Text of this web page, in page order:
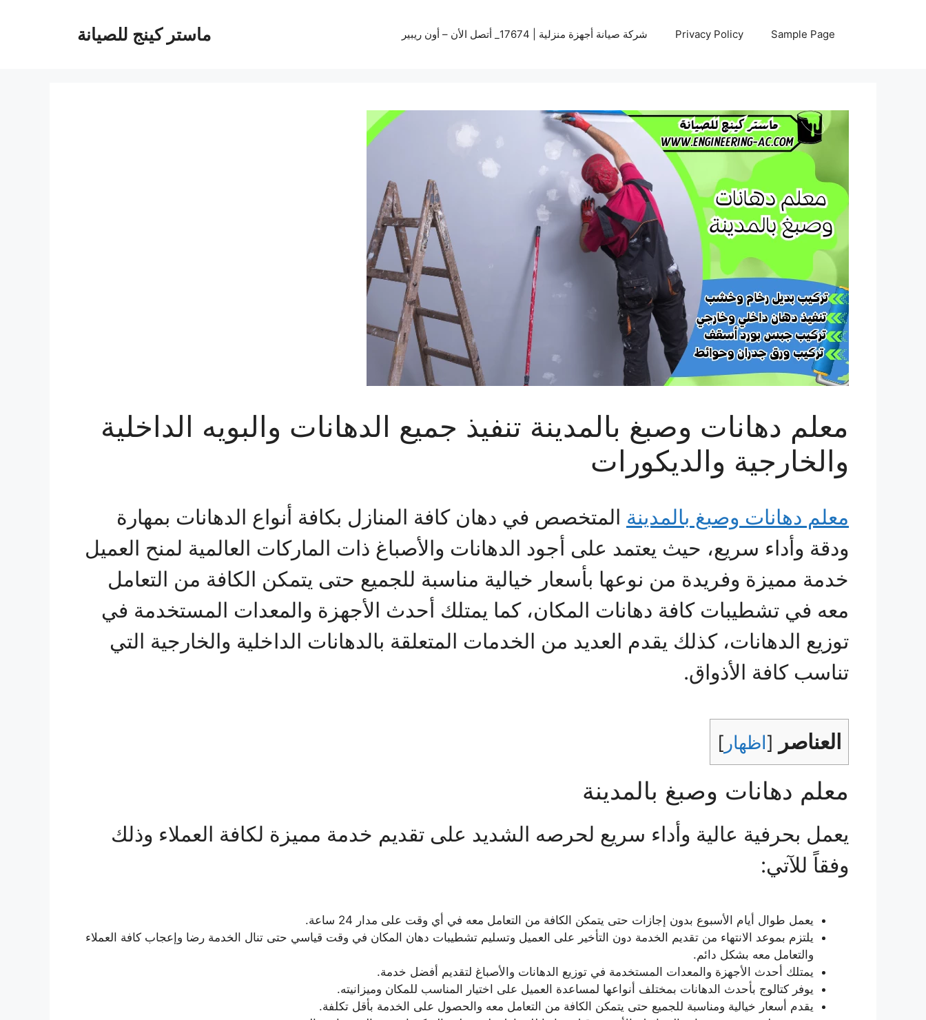
ماستر كينج للصيانة Sample Page
Privacy Policy شركة صيانة أجهزة منزلية | 17674_ أتصل الأن – أون ريبير
معلم دهانات وصبغ بالمدينة تنفيذ جميع الدهانات والبويه الداخلية
والخارجية والديكورات
معلم دهانات وصبغ بالمدينة المتخصص في دهان كافة المنازل بكافة أنواع الدهانات بمهارة
ودقة وأداء سريع، حيث يعتمد على أجود الدهانات والأصباغ ذات الماركات العالمية لمنح العميل
خدمة مميزة وفريدة من نوعها بأسعار خيالية مناسبة للجميع حتى يتمكن الكافة من التعامل
معه في تشطيبات كافة دهانات المكان، كما يمتلك أحدث الأجهزة والمعدات المستخدمة في
توزيع الدهانات، كذلك يقدم العديد من الخدمات المتعلقة بالدهانات الداخلية والخارجية التي
تناسب كافة الأذواق.
العناصر [اظهار ]
معلم دهانات وصبغ بالمدينة
يعمل بحرفية عالية وأداء سريع لحرصه الشديد على تقديم خدمة مميزة لكافة العملاء وذلك
وفقاً للآتي:
يعمل طوال أيام الأسبوع بدون إجازات حتى يتمكن الكافة من التعامل معه في أي وقت على مدار 24 ساعة.
يلتزم بموعد الانتهاء من تقديم الخدمة دون التأخير على العميل وتسليم تشطيبات دهان المكان في وقت قياسي حتى تنال الخدمة رضا وإعجاب كافة العملاء
والتعامل معه بشكل دائم.
يمتلك أحدث الأجهزة والمعدات المستخدمة في توزيع الدهانات والأصباغ لتقديم أفضل خدمة.
يوفر كتالوج بأحدث الدهانات بمختلف أنواعها لمساعدة العميل على اختيار المناسب للمكان وميزانيته.
يقدم أسعار خيالية ومناسبة للجميع حتى يتمكن الكافة من التعامل معه والحصول على الخدمة بأقل تكلفة.